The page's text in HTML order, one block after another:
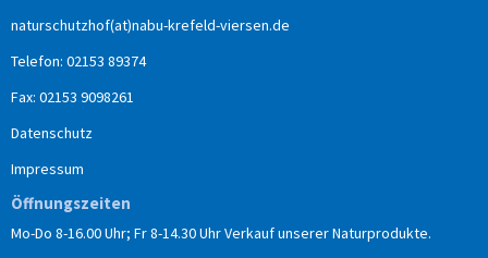
naturschutzhof(at)nabu-krefeld-viersen.de
Telefon: 02153 89374
Fax: 02153 9098261
Datenschutz
Impressum
Öffnungszeiten
Mo-Do 8-16.00 Uhr; Fr 8-14.30 Uhr Verkauf unserer Naturprodukte.